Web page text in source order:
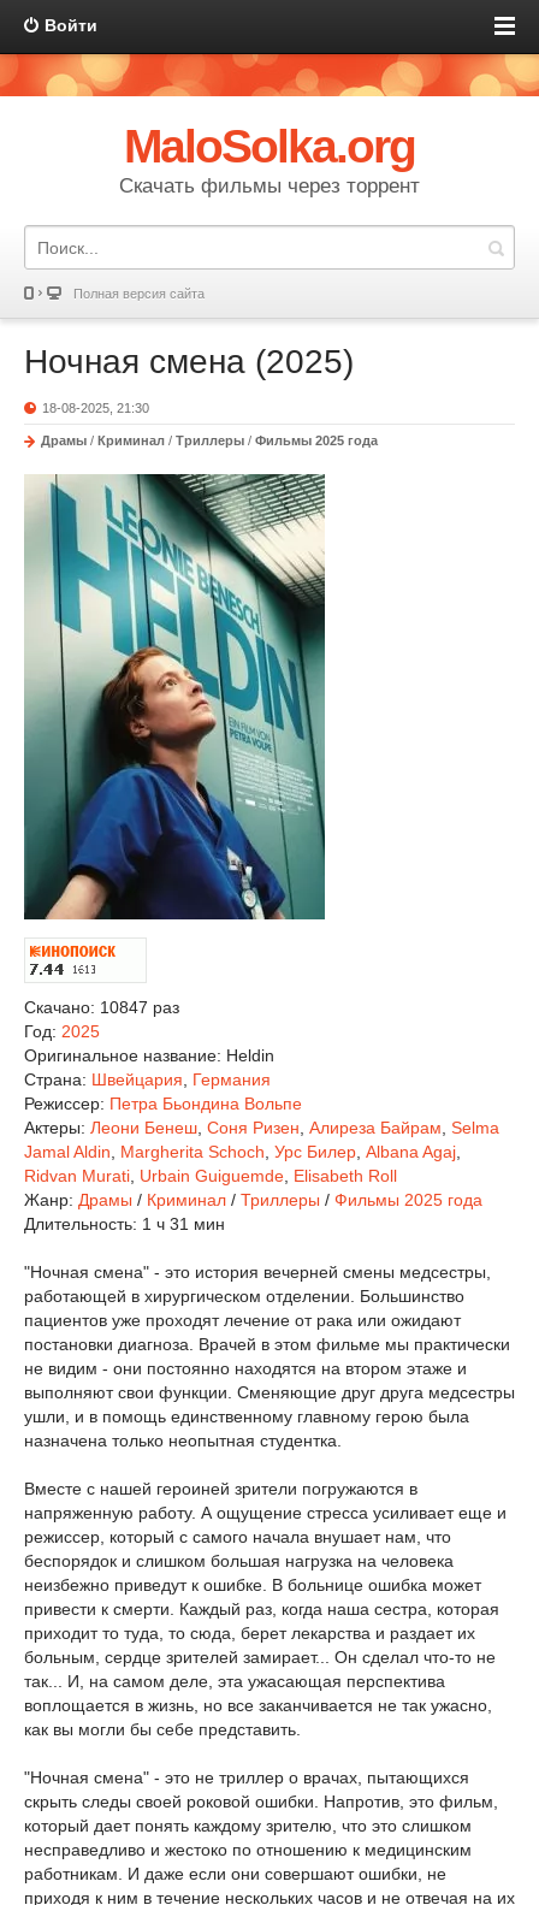
Войти
MaloSolka.org
Скачать фильмы через торрент
Полная версия сайта
Ночная смена (2025)
18-08-2025, 21:30
Драмы / Криминал / Триллеры / Фильмы 2025 года
Скачано: 10847 раз
Год: 2025
Оригинальное название: Heldin
Страна: Швейцария
Германия
Режиссер: Петра Бьондина Вольпе
Актеры: Леони Бенеш Соня Ризен Алиреза Байрам Selma
Jamal Aldin
Margherita Schoch Урс Билер Albana Agaj
Ridvan Murati Urbain Guiguemde Elisabeth Roll
Жанр: Драмы / Криминал / Триллеры / Фильмы 2025 года
Длительность: 1 ч 31 мин
"Ночная смена" - это история вечерней смены медсестры,
работающей в хирургическом отделении. Большинство
пациентов уже проходят лечение от рака или ожидают
постановки диагноза. Врачей в этом фильме мы практически
не видим - они постоянно находятся на втором этаже и
выполняют свои функции. Сменяющие друг друга медсестры
ушли, и в помощь единственному главному герою была
назначена только неопытная студентка.
Вместе с нашей героиней зрители погружаются в
напряженную работу. А ощущение стресса усиливает еще и
режиссер, который с самого начала внушает нам, что
беспорядок и слишком большая нагрузка на человека
неизбежно приведут к ошибке. В больнице ошибка может
привести к смерти. Каждый раз, когда наша сестра, которая
приходит то туда, то сюда, берет лекарства и раздает их
больным, сердце зрителей замирает... Он сделал что-то не
так... И, на самом деле, эта ужасающая перспектива
воплощается в жизнь, но все заканчивается не так ужасно,
как вы могли бы себе представить.
"Ночная смена" - это не триллер о врачах, пытающихся
скрыть следы своей роковой ошибки. Напротив, это фильм,
который дает понять каждому зрителю, что это слишком
несправедливо и жестоко по отношению к медицинским
работникам. И даже если они совершают ошибки, не
приходя к ним в течение нескольких часов и не отвечая на их